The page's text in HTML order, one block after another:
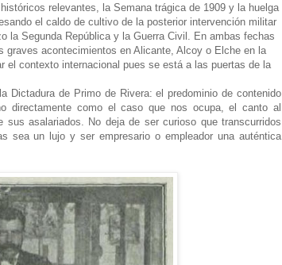
relevantes, la Semana trágica de 1909 y la huelga
el caldo de cultivo de la posterior intervención militar
la Segunda República y la Guerra Civil. En ambas fechas
graves acontecimientos en Alicante, Alcoy o Elche en la
contexto internacional pues se está a las puertas de la
Dictadura de Primo de Rivera: el predominio de contenido
directamente como el caso que nos ocupa, el canto al
asalariados. No deja de ser curioso que transcurridos
sea un lujo y ser empresario o empleador una auténtica